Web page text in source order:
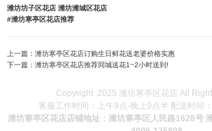
潍坊坊子区花店 潍坊潍城区花店
#潍坊寒亭区花店推荐
上一篇： 潍坊寒亭区花店订购生日鲜花送老婆价格实惠
下一篇： 潍坊寒亭区花店推荐同城送花1~2小时送到!
Copyright 2025 潍坊寒亭区花店 All
客服工作时间：上午9点-晚上9点半 配送时间
潍坊寒亭区花店店铺地址：潍坊寒亭区人民路1628号